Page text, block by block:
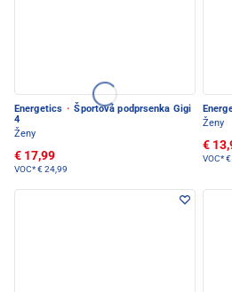
Energetics · Športová podprsenka Gigi
4
Ženy
€ 17,99
VOC*€ 24,99
Ženy
€
VOC*€